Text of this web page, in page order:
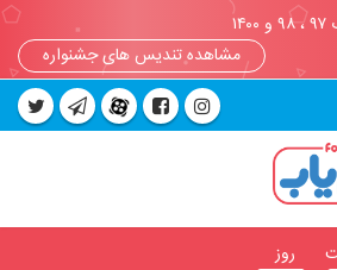
مشاهده تندیس های جشنواره
روز